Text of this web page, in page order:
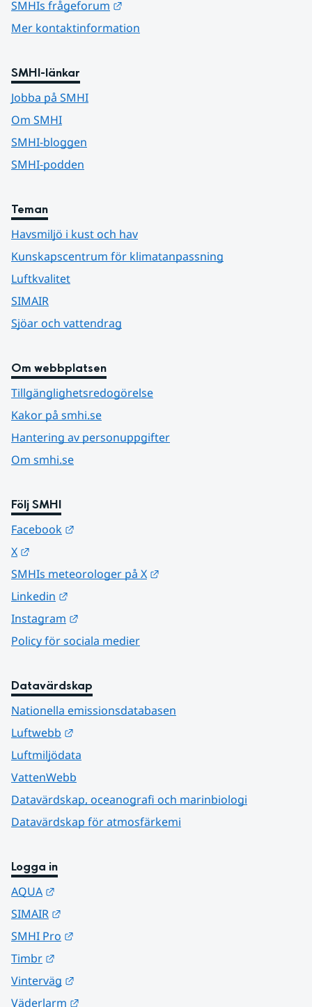
SMHIs frågeforum
Mer kontaktinformation
SMHI-länkar
Jobba på SMHI
Om SMHI
SMHI-bloggen
SMHI-podden
Teman
Havsmiljö i kust och hav
Kunskapscentrum för klimatanpassning
Luftkvalitet
SIMAIR
Sjöar och vattendrag
Om webbplatsen
Tillgänglighetsredogörelse
Kakor på smhi.se
Hantering av personuppgifter
Om smhi.se
Följ SMHI
Facebook
X
SMHIs meteorologer på X
Linkedin
Instagram
Policy för sociala medier
Datavärdskap
Nationella emissionsdatabasen
Luftwebb
Luftmiljödata
VattenWebb
Datavärdskap, oceanografi och marinbiologi
Datavärdskap för atmosfärkemi
Logga in
AQUA
SIMAIR
SMHI Pro
Timbr
Vinterväg
Väderlarm